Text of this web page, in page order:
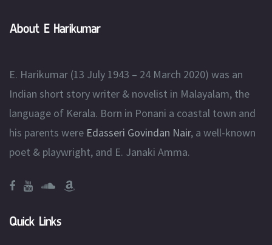
About E Harikumar
E. Harikumar (13 July 1943 – 24 March 2020) was an
Indian short story writer & novelist in Malayalam, the
language of Kerala. Born in Ponani a coastal town and
his parents were Edasseri Govindan Nair, a well-known
poet & playwright, and E. Janaki Amma.
Quick Links